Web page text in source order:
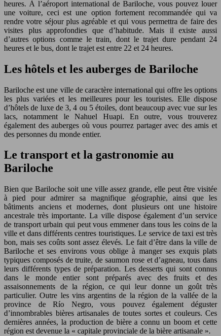
heures. À l’aéroport international de Bariloche, vous pouvez louer
une voiture, ceci est une option fortement recommandée qui va
rendre votre séjour plus agréable et qui vous permettra de faire des
visites plus approfondies que d’habitude. Mais il existe aussi
d’autres options comme le train, dont le trajet dure pendant 24
heures et le bus, dont le trajet est entre 22 et 24 heures.
Les hôtels et les auberges de Bariloche
Bariloche est une ville de caractère international qui offre les options
les plus variées et les meilleures pour les touristes. Elle dispose
d’hôtels de luxe de 3, 4 ou 5 étoiles, dont beaucoup avec vue sur les
lacs, notamment le Nahuel Huapi. En outre, vous trouverez
également des auberges où vous pourrez partager avec des amis et
des personnes du monde entier.
Le transport et la gastronomie au
Bariloche
Bien que Bariloche soit une ville assez grande, elle peut être visitée
à pied pour admirer sa magnifique géographie, ainsi que les
bâtiments anciens et modernes, dont plusieurs ont une histoire
ancestrale très importante. La ville dispose également d’un service
de transport urbain qui peut vous emmener dans tous les coins de la
ville et dans différents centres touristiques. Le service de taxi est très
bon, mais ses coûts sont assez élevés. Le fait d’être dans la ville de
Bariloche et ses environs vous oblige à manger ses exquis plats
typiques composés de truite, de saumon rose et d’agneau, tous dans
leurs différents types de préparation. Les desserts qui sont connus
dans le monde entier sont préparés avec des fruits et des
assaisonnements de la région, ce qui leur donne un goût très
particulier. Outre les vins argentins de la région de la vallée de la
province de Río Negro, vous pouvez également déguster
d’innombrables bières artisanales de toutes sortes et couleurs. Ces
dernières années, la production de bière a connu un boom et cette
région est devenue la « capitale provinciale de la bière artisanale ».